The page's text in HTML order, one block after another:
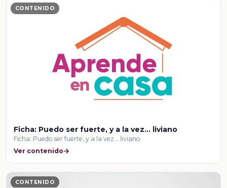
CONTENIDO
Ficha: Puedo ser fuerte, y a la vez... liviano
Ficha: Puedo ser fuerte, y a la vez... liviano
Ver contenido
CONTENIDO